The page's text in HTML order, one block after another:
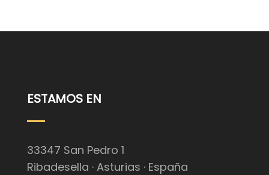
ESTAMOS EN
33347 San Pedro 1
Ribadesella · Asturias · España